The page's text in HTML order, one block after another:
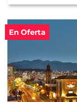
En Oferta